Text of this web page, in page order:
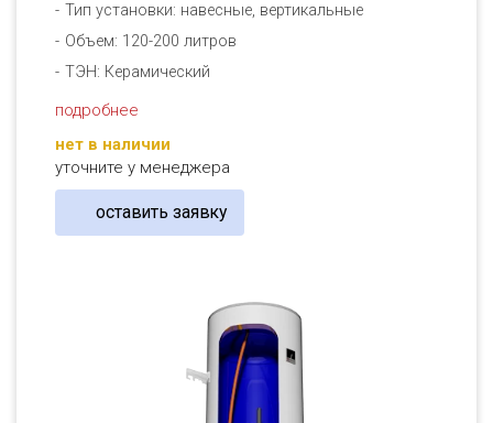
Тип установки: навесные, вертикальные
Объем: 120-200 литров
ТЭН: Керамический
подробнее
нет в наличии
уточните у менеджера
оставить заявку